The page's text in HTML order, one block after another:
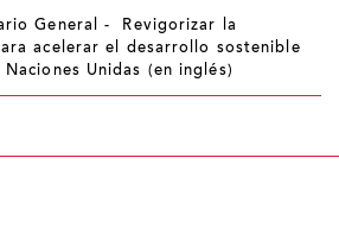
General - Revigorizar la
acelerar el desarrollo sostenible
Unidas (en inglés)